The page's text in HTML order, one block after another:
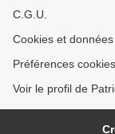
C.G.U.
Cookies et
Préférences cookies
Voir le profil de